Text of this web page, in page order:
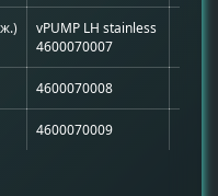
vPUMP LH stainless
4600070007
4600070008
4600070009